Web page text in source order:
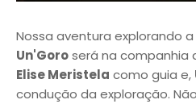
Nossa aventura explorando a
Un'Goroserá na companhia
Elise Meristela como guia e,
condução da exploração.